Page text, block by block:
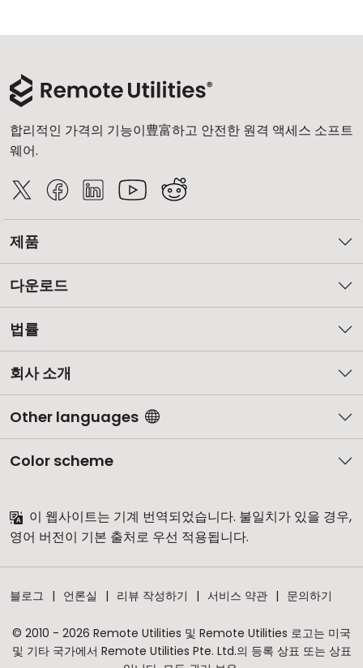
합리적인 가격의 기능이豊富하고 안전한 원격 액세스 소프트
웨어.
제품
다운로드
법률
회사 소개
Other languages
Color scheme
이 웹사이트는 기계 번역되었습니다. 불일치가 있을 경우,
영어 버전이 기본 출처로 우선 적용됩니다.
블로그 언론실 리뷰 작성하기 서비스 약관 문의하기
© 2010 - 2026 Remote Utilities 및 Remote Utilities 로고는 미국
및 기타 국가에서 Remote Utilities Pte. Ltd.의 등록 상표 또는 상표